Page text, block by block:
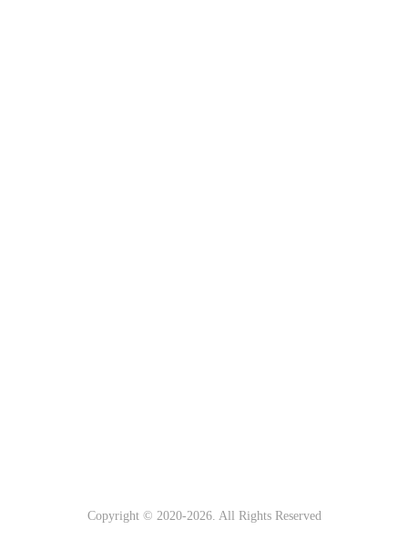
Copyright © 2020-2026. All Rights Reserved